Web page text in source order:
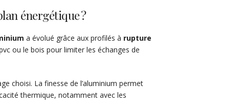
énergétique ?
a évolué grâce aux profilés à rupture
ou le bois pour limiter les échanges de
choisi. La finesse de l’aluminium permet
thermique, notamment avec les